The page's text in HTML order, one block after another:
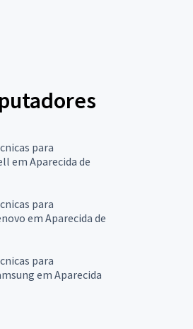
para
em Aparecida de
para
em Aparecida de
para
em Aparecida